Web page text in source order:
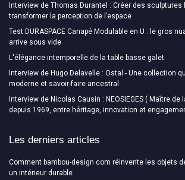
Interview de Thomas Durantel : Créer des
transformer la perception de l’espace
Test DURASPACE Canapé Modulable en U : le gros
arrive sous vide
L'élégance intemporelle de la table basse galet
Interview de Hugo Delavelle : Ostal - Une collection
moderne et savoir-faire ancestral
Interview de Nicolas Causin : NEOSIEGES ( Maître de
depuis 1969, entre héritage, innovation et
Les derniers articles
Comment bambou-design com réinvente les objets
un intérieur durable